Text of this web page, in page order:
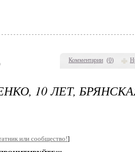
Комментарии (0)
10 ЛЕТ,
или сообщество!]